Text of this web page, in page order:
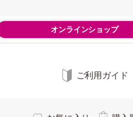
オンラインショップ
ご利用ガイド